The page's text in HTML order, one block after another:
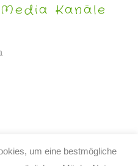
Kanäle
um eine bestmögliche